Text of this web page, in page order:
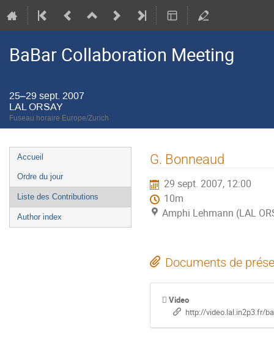
BaBar Collaboration Meeting
25–29 sept. 2007
LAL ORSAY
Fuseau horaire Europe/Zurich
Menu
de
l'événement
Accueil
Ordre du jour
Liste des Contributions
Author index
G. Bonneaud
29 sept. 2007, 12:00
10m
Amphi Lehmann (LAL
Documents de
Video
http://video.lal.in2p3.fr/